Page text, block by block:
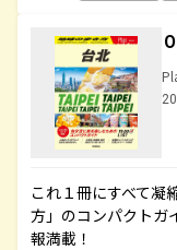
これ１冊にすべて凝
方」のコンパクトガ
報満載！